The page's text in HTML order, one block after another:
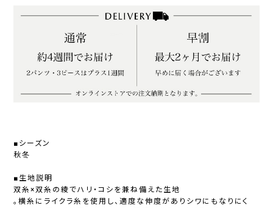
■シーズン
秋冬
■生地説明
双糸×双糸の綾でハリ・コシを兼ね備えた生地
。横糸にライクラ糸を使用し、適度な伸度がありシワにもなりにく